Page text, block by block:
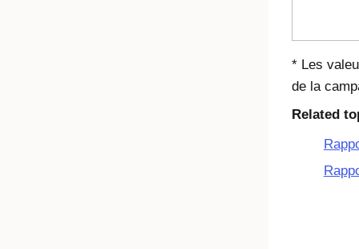
* Les
de la
Related